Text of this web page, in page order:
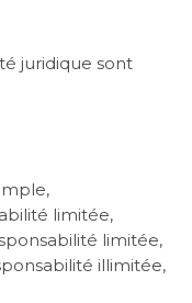
juridique sont
limitée,
limitée,
illimitée,